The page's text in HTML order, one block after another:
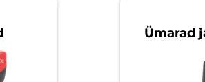
Ümarad